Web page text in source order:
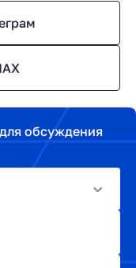
обсуждения